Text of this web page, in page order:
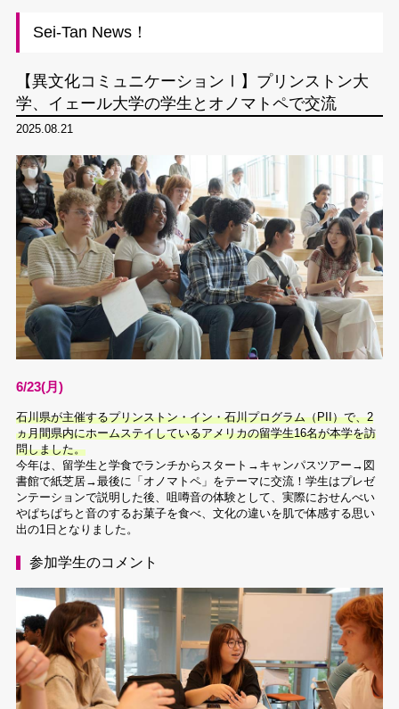
Sei-Tan News！
【異文化コミュニケーションⅠ】プリンストン大
学、イェール大学の学生とオノマトペで交流
2025.08.21
6/23(月)
石川県が主催するプリンストン・イン・石川プログラム（PII）で、2
ヵ月間県内にホームステイしているアメリカの留学生16名が本学を訪
問しました。
今年は、留学生と学食でランチからスタート→キャンパスツアー→図
書館で紙芝居→最後に「オノマトペ」をテーマに交流！学生はプレゼ
ンテーションで説明した後、咀噂音の体験として、実際におせんべい
やぱちぱちと音のするお菓子を食べ、文化の違いを肌で体感する思い
出の1日となりました。
参加学生のコメント